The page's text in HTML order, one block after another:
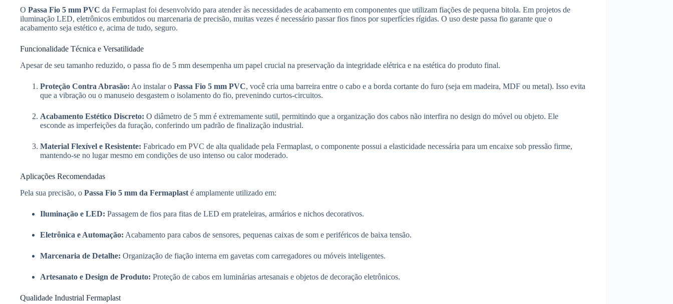
O Passa Fio 5 mm PVC da Fermaplast foi desenvolvido para atender às necessidades de acabamento em componentes que utilizam fiações de pequena bitola. Em projetos de
iluminação LED, eletrônicos embutidos ou marcenaria de precisão, muitas vezes é necessário passar fios finos por superfícies rígidas. O uso deste passa fio garante que o
acabamento seja estético e, acima de tudo, seguro.
Funcionalidade Técnica e Versatilidade
Apesar de seu tamanho reduzido, o passa fio de 5 mm desempenha um papel crucial na preservação da integridade elétrica e na estética do produto final.
Proteção Contra Abrasão: Ao instalar o Passa Fio 5 mm PVC, você cria uma barreira entre o cabo e a borda cortante do furo (seja em madeira, MDF ou metal). Isso evita
que a vibração ou o manuseio desgastem o isolamento do fio, prevenindo curtos-circuitos.
Acabamento Estético Discreto: O diâmetro de 5 mm é extremamente sutil, permitindo que a organização dos cabos não interfira no design do móvel ou objeto. Ele
esconde as imperfeições da furação, conferindo um padrão de finalização industrial.
Material Flexível e Resistente: Fabricado em PVC de alta qualidade pela Fermaplast, o componente possui a elasticidade necessária para um encaixe sob pressão firme,
mantendo-se no lugar mesmo em condições de uso intenso ou calor moderado.
Aplicações Recomendadas
Pela sua precisão, o Passa Fio 5 mm da Fermaplast é amplamente utilizado em:
Iluminação e LED: Passagem de fios para fitas de LED em prateleiras, armários e nichos decorativos.
Eletrônica e Automação: Acabamento para cabos de sensores, pequenas caixas de som e periféricos de baixa tensão.
Marcenaria de Detalhe: Organização de fiação interna em gavetas com carregadores ou móveis inteligentes.
Artesanato e Design de Produto: Proteção de cabos em luminárias artesanais e objetos de decoração eletrônicos.
Qualidade Industrial Fermaplast